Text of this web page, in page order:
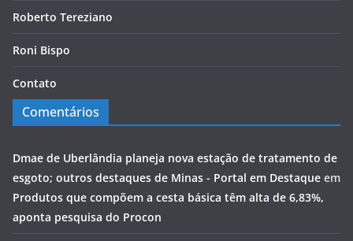
Roberto Tereziano
Roni Bispo
Contato
Comentários
Dmae de Uberlândia planeja nova estação de tratamento de
esgoto; outros destaques de Minas - Portal em Destaque em
Produtos que compõem a cesta básica têm alta de 6,83%,
aponta pesquisa do Procon